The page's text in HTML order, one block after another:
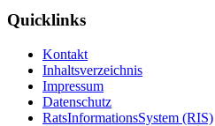
Quicklinks
Kontakt
Inhaltsverzeichnis
Impressum
Datenschutz
RatsInformationsSystem (RIS)